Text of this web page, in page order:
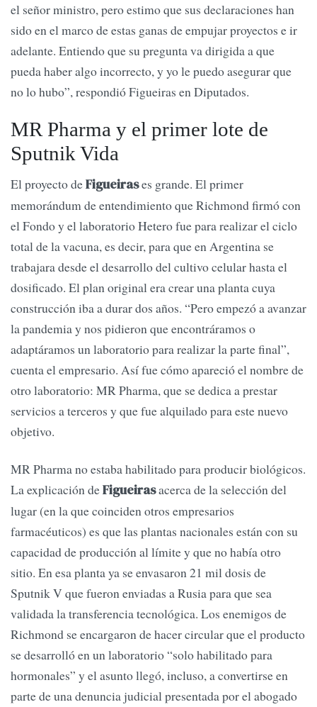
el señor ministro, pero estimo que sus declaraciones han
sido en el marco de estas ganas de empujar proyectos e ir
adelante. Entiendo que su pregunta va dirigida a que
pueda haber algo incorrecto, y yo le puedo asegurar que
no lo hubo”, respondió Figueiras en Diputados.
MR Pharma y el primer lote de
Sputnik Vida
El proyecto deFigueirases grande. El primer
memorándum de entendimiento que Richmond firmó con
el Fondo y el laboratorio Hetero fue para realizar el ciclo
total de la vacuna, es decir, para que en Argentina se
trabajara desde el desarrollo del cultivo celular hasta el
dosificado. El plan original era crear una planta cuya
construcción iba a durar dos años. “Pero empezó a avanzar
la pandemia y nos pidieron que encontráramos o
adaptáramos un laboratorio para realizar la parte final”,
cuenta el empresario. Así fue cómo apareció el nombre de
otro laboratorio: MR Pharma, que se dedica a prestar
servicios a terceros y que fue alquilado para este nuevo
objetivo.
MR Pharma no estaba habilitado para producir biológicos.
La explicación deFigueirasacerca de la selección del
lugar (en la que coinciden otros empresarios
farmacéuticos) es que las plantas nacionales están con su
capacidad de producción al límite y que no había otro
sitio. En esa planta ya se envasaron 21 mil dosis de
Sputnik V que fueron enviadas a Rusia para que sea
validada la transferencia tecnológica. Los enemigos de
Richmond se encargaron de hacer circular que el producto
se desarrolló en un laboratorio “solo habilitado para
hormonales” y el asunto llegó, incluso, a convertirse en
parte de una denuncia judicial presentada por el abogado